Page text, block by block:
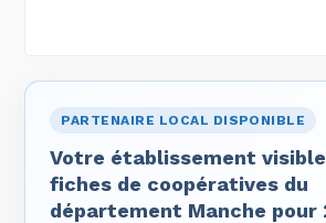
PARTENAIRE LOCAL DISPONIBLE
Votre établissement visible
fiches de coopératives du
département Manche pour